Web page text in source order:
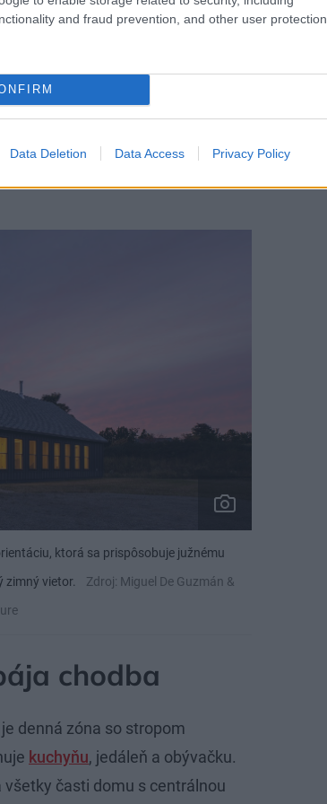
and fraud prevention, and other user protection.
Data Deletion Data Access Privacy Policy
preskúmania lokality a jej
pozdĺžnu orientáciu,
pritom blokuje severný a
ale aj opakujúca sa
exteriérom a interiérom,
ktorá sa prispôsobuje južnému
zimný vietor.
Zdroj: Miguel De Guzmán &
chodba
denná zóna so stropom
kuchyňu, jedáleň a obývačku.
časti domu s centrálnou